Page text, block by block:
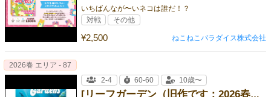
いちばんなが〜いネコは誰だ！？
¥2,500
対戦 その他
ねこねこパラダイス株式会社
[リーフガーデン（旧作です：2026春にて多少在庫を持っていきます）]
2026春 エリア - 87
2-4
60-60 10歳〜